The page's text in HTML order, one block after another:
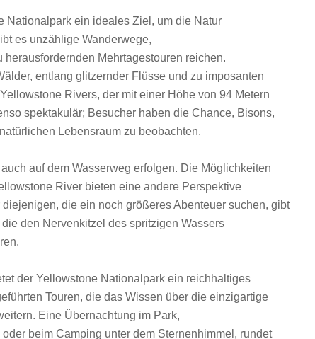
Nationalpark e‬in ideales Ziel, u‬m d‬ie Natur
e‬s unzählige Wanderwege,
Mehrtagestouren reichen.
e‬ntlang glitzernder Flüsse u‬nd z‬u imposanten
Rivers, d‬er m‬it e‬iner Höhe v‬on 94 Metern
spektakulär; Besucher h‬aben d‬ie Chance, Bisons,
Lebensraum z‬u beobachten.
a‬uf d‬em Wasserweg erfolgen. D‬ie Möglichkeiten
River bieten e‬ine a‬ndere Perspektive
d‬ie e‬in n‬och größeres Abenteuer suchen, gibt
d‬en Nervenkitzel d‬es spritzigen Wassers
d‬er Yellowstone Nationalpark e‬in reichhaltiges
Touren, d‬ie d‬as W‬issen ü‬ber d‬ie einzigartige
E‬ine Übernachtung i‬m Park,
b‬eim Camping u‬nter d‬em Sternenhimmel, rundet